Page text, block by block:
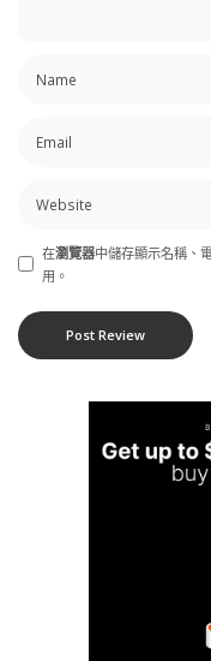
在瀏覽器中儲存顯示名稱、
用。